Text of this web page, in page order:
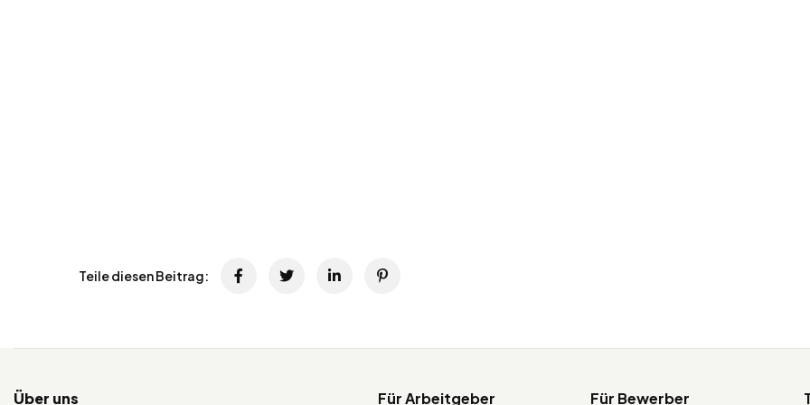
Teile diesen Beitrag:
Über uns Für Arbeitgeber Für Bewerber